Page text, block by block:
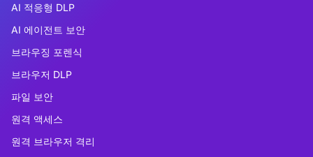
AI 적응형 DLP
AI 에이전트 보안
브라우징 포렌식
브라우저 DLP
파일 보안
원격 액세스
원격 브라우저 격리